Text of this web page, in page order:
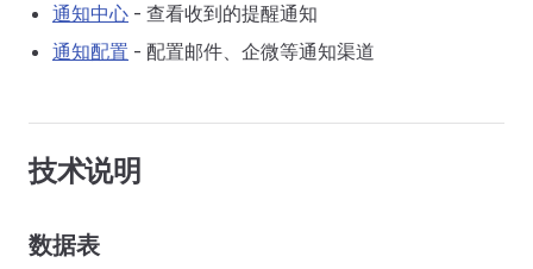
通知中心 - 查看收到的提醒通知
通知配置 - 配置邮件、企微等通知渠道
技术说明
数据表